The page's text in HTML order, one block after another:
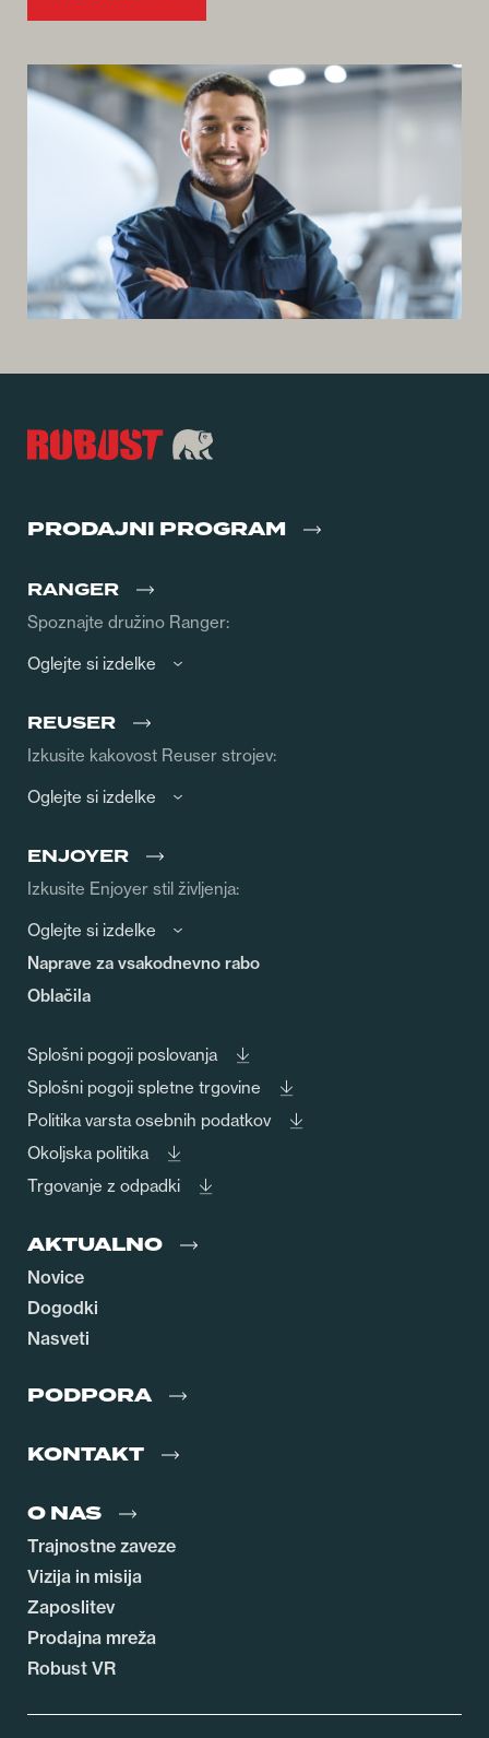
PRODAJNI PROGRAM
RANGER
Spoznajte družino Ranger:
Oglejte si izdelke
REUSER
Izkusite kakovost Reuser strojev:
Oglejte si izdelke
ENJOYER
Izkusite Enjoyer stil življenja:
Oglejte si izdelke
Naprave za vsakodnevno rabo
Oblačila
Splošni pogoji poslovanja
Splošni pogoji spletne trgovine
Politika varsta osebnih podatkov
Okoljska politika
Trgovanje z odpadki
AKTUALNO
Novice
Dogodki
Nasveti
PODPORA
KONTAKT
O NAS
Trajnostne zaveze
Vizija in misija
Zaposlitev
Prodajna mreža
Robust VR